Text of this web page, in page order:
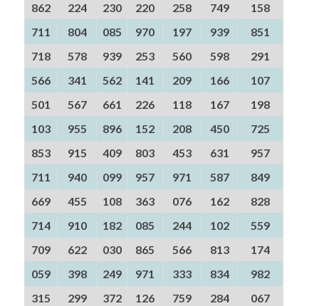
862
224 230 220 258 749
158
711
804 085 970 197 939
851
718
578 939 253 560 598
291
566
341 562 141 209 166
107
501
567 661 226 118 167
198
103
955 896 152 208 450
725
853
915 409 803 453 631
957
711
940 099 957 971 587
849
669
455 108 363 076 162
828
714
910 182 085 244 102
559
709
622 030 865 566 813
174
059
398 249 971 333 834
982
315
299 372 126 759 284 067